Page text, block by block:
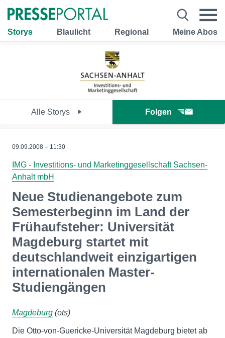
Storys Blaulicht Regional Meine Abos
Alle Storys Folgen
09.09.2008 – 11:30
IMG - Investitions- und Marketinggesellschaft Sachsen-
Anhalt mbH
Neue Studienangebote zum
Semesterbeginn im Land der
Frühaufsteher: Universität
Magdeburg startet mit
deutschlandweit einzigartigen
internationalen Master-
Studiengängen
Magdeburg (ots)
Die Otto-von-Guericke-Universität Magdeburg bietet ab